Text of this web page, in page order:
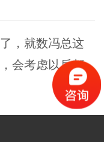
，就数冯总这
会考虑以后都